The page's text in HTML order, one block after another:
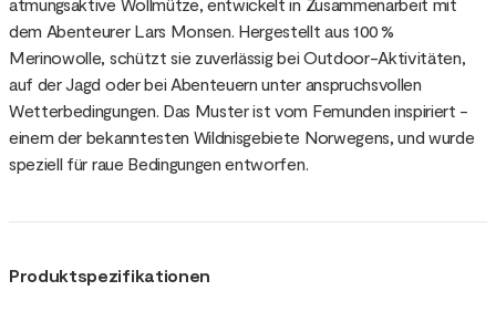
dem Abenteurer Lars Monsen. Hergestellt aus 100 %
Merinowolle, schützt sie zuverlässig bei Outdoor-Aktivitäten,
auf der Jagd oder bei Abenteuern unter anspruchsvollen
Wetterbedingungen. Das Muster ist vom Femunden inspiriert -
einem der bekanntesten Wildnisgebiete Norwegens, und wurde
speziell für raue Bedingungen entworfen.
Produktspezifikationen